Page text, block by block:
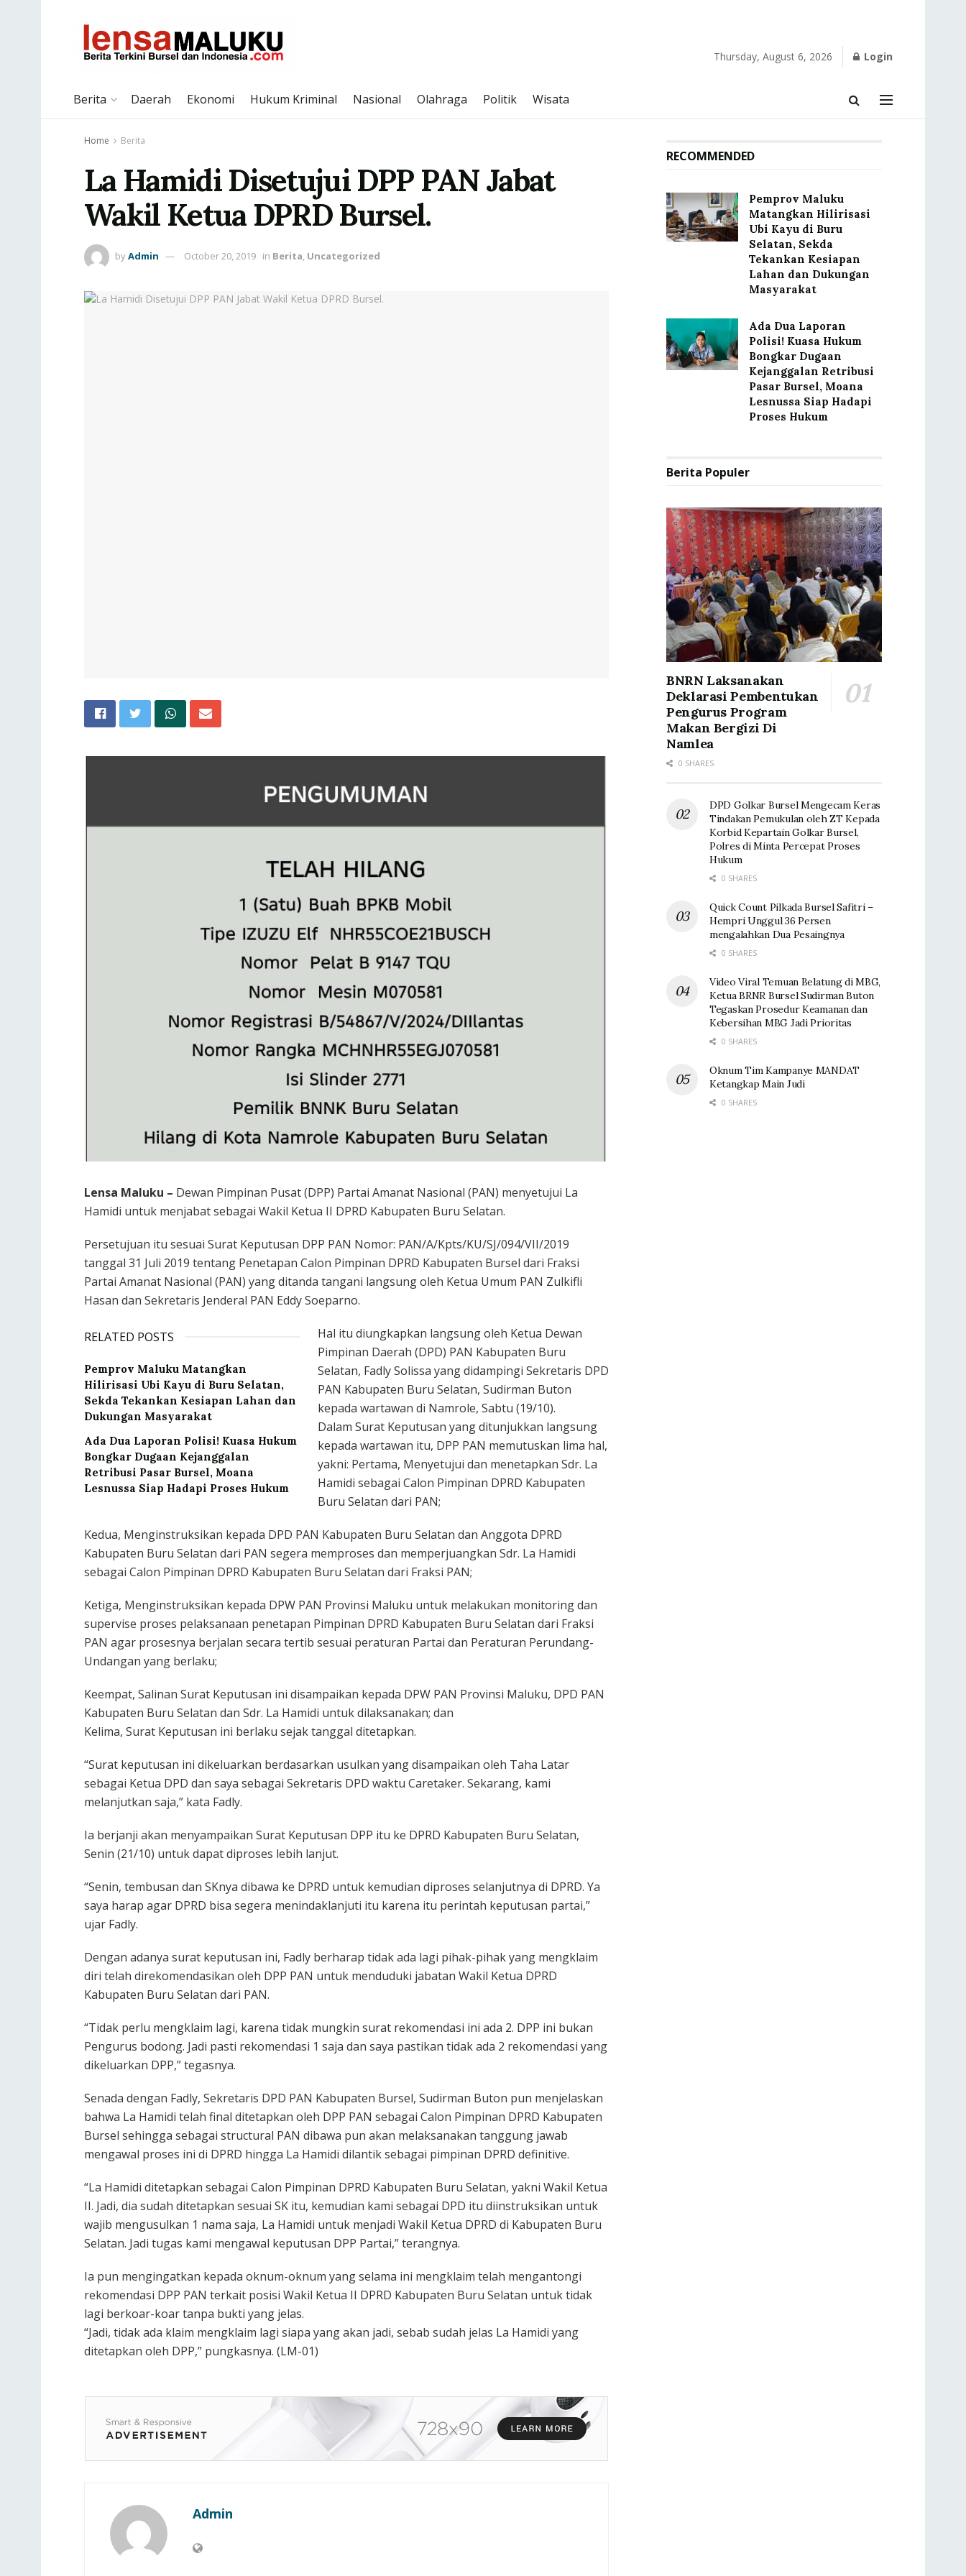
Thursday, August 6, 2026 Login
Berita Daerah Ekonomi Hukum Kriminal Nasional Olahraga Politik Wisata
Home Berita
La Hamidi Disetujui DPP PAN Jabat
Wakil Ketua DPRD Bursel.
byAdmin October 20, 2019 in Berita, Uncategorized
Lensa Maluku – Dewan Pimpinan Pusat (DPP) Partai Amanat Nasional (PAN) menyetujui La
Hamidi untuk menjabat sebagai Wakil Ketua II DPRD Kabupaten Buru Selatan.
Persetujuan itu sesuai Surat Keputusan DPP PAN Nomor: PAN/A/Kpts/KU/SJ/094/VII/2019
tanggal 31 Juli 2019 tentang Penetapan Calon Pimpinan DPRD Kabupaten Bursel dari Fraksi
Partai Amanat Nasional (PAN) yang ditanda tangani langsung oleh Ketua Umum PAN Zulkifli
Hasan dan Sekretaris Jenderal PAN Eddy Soeparno.
RELATED POSTS
‎Pemprov Maluku Matangkan
Hilirisasi Ubi Kayu di Buru Selatan,
Sekda Tekankan Kesiapan Lahan dan
Dukungan Masyarakat
Ada Dua Laporan Polisi! Kuasa Hukum
Bongkar Dugaan Kejanggalan
Retribusi Pasar Bursel, Moana
Lesnussa Siap Hadapi Proses Hukum
Hal itu diungkapkan langsung oleh Ketua Dewan
Pimpinan Daerah (DPD) PAN Kabupaten Buru
Selatan, Fadly Solissa yang didampingi Sekretaris DPD
PAN Kabupaten Buru Selatan, Sudirman Buton
kepada wartawan di Namrole, Sabtu (19/10).
Dalam Surat Keputusan yang ditunjukkan langsung
kepada wartawan itu, DPP PAN memutuskan lima hal,
yakni: Pertama, Menyetujui dan menetapkan Sdr. La
Hamidi sebagai Calon Pimpinan DPRD Kabupaten
Buru Selatan dari PAN;
Kedua, Menginstruksikan kepada DPD PAN Kabupaten Buru Selatan dan Anggota DPRD
Kabupaten Buru Selatan dari PAN segera memproses dan memperjuangkan Sdr. La Hamidi
sebagai Calon Pimpinan DPRD Kabupaten Buru Selatan dari Fraksi PAN;
Ketiga, Menginstruksikan kepada DPW PAN Provinsi Maluku untuk melakukan monitoring dan
supervise proses pelaksanaan penetapan Pimpinan DPRD Kabupaten Buru Selatan dari Fraksi
PAN agar prosesnya berjalan secara tertib sesuai peraturan Partai dan Peraturan Perundang-
Undangan yang berlaku;
Keempat, Salinan Surat Keputusan ini disampaikan kepada DPW PAN Provinsi Maluku, DPD PAN
Kabupaten Buru Selatan dan Sdr. La Hamidi untuk dilaksanakan; dan
Kelima, Surat Keputusan ini berlaku sejak tanggal ditetapkan.
“Surat keputusan ini dikeluarkan berdasarkan usulkan yang disampaikan oleh Taha Latar
sebagai Ketua DPD dan saya sebagai Sekretaris DPD waktu Caretaker. Sekarang, kami
melanjutkan saja,” kata Fadly.
Ia berjanji akan menyampaikan Surat Keputusan DPP itu ke DPRD Kabupaten Buru Selatan,
Senin (21/10) untuk dapat diproses lebih lanjut.
“Senin, tembusan dan SKnya dibawa ke DPRD untuk kemudian diproses selanjutnya di DPRD. Ya
saya harap agar DPRD bisa segera menindaklanjuti itu karena itu perintah keputusan partai,”
ujar Fadly.
Dengan adanya surat keputusan ini, Fadly berharap tidak ada lagi pihak-pihak yang mengklaim
diri telah direkomendasikan oleh DPP PAN untuk menduduki jabatan Wakil Ketua DPRD
Kabupaten Buru Selatan dari PAN.
“Tidak perlu mengklaim lagi, karena tidak mungkin surat rekomendasi ini ada 2. DPP ini bukan
Pengurus bodong. Jadi pasti rekomendasi 1 saja dan saya pastikan tidak ada 2 rekomendasi yang
dikeluarkan DPP,” tegasnya.
Senada dengan Fadly, Sekretaris DPD PAN Kabupaten Bursel, Sudirman Buton pun menjelaskan
bahwa La Hamidi telah final ditetapkan oleh DPP PAN sebagai Calon Pimpinan DPRD Kabupaten
Bursel sehingga sebagai structural PAN dibawa pun akan melaksanakan tanggung jawab
mengawal proses ini di DPRD hingga La Hamidi dilantik sebagai pimpinan DPRD definitive.
“La Hamidi ditetapkan sebagai Calon Pimpinan DPRD Kabupaten Buru Selatan, yakni Wakil Ketua
II. Jadi, dia sudah ditetapkan sesuai SK itu, kemudian kami sebagai DPD itu diinstruksikan untuk
wajib mengusulkan 1 nama saja, La Hamidi untuk menjadi Wakil Ketua DPRD di Kabupaten Buru
Selatan. Jadi tugas kami mengawal keputusan DPP Partai,” terangnya.
Ia pun mengingatkan kepada oknum-oknum yang selama ini mengklaim telah mengantongi
rekomendasi DPP PAN terkait posisi Wakil Ketua II DPRD Kabupaten Buru Selatan untuk tidak
lagi berkoar-koar tanpa bukti yang jelas.
“Jadi, tidak ada klaim mengklaim lagi siapa yang akan jadi, sebab sudah jelas La Hamidi yang
ditetapkan oleh DPP,” pungkasnya. (LM-01)
Admin
RECOMMENDED
‎Pemprov Maluku
Matangkan Hilirisasi
Ubi Kayu di Buru
Selatan, Sekda
Tekankan Kesiapan
Lahan dan Dukungan
Masyarakat
Ada Dua Laporan
Polisi! Kuasa Hukum
Bongkar Dugaan
Kejanggalan Retribusi
Pasar Bursel, Moana
Lesnussa Siap Hadapi
Proses Hukum
Berita Populer
BNRN Laksanakan
Deklarasi Pembentukan
Pengurus Program
Makan Bergizi Di
Namlea
0 SHARES
DPD Golkar Bursel Mengecam Keras
Tindakan Pemukulan oleh ZT Kepada
Korbid Kepartain Golkar Bursel,
Polres di Minta Percepat Proses
Hukum
0 SHARES
Quick Count Pilkada Bursel Safitri –
Hempri Unggul 36 Persen
mengalahkan Dua Pesaingnya
0 SHARES
Video Viral Temuan Belatung di MBG,
Ketua BRNR Bursel Sudirman Buton
Tegaskan Prosedur Keamanan dan
Kebersihan MBG Jadi Prioritas
0 SHARES
Oknum Tim Kampanye MANDAT
Ketangkap Main Judi
0 SHARES